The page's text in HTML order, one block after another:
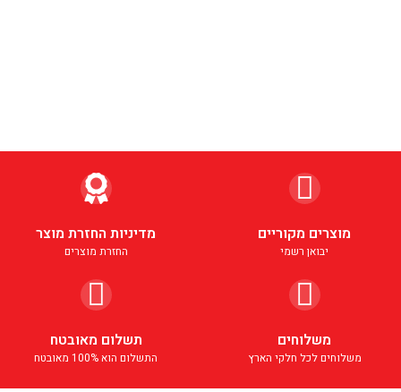
מוצרים מקוריים
יבואן רשמי
מדיניות החזרת מוצר
החזרת מוצרים
משלוחים
משלוחים לכל חלקי הארץ
תשלום מאובטח
התשלום הוא 100% מאובטח